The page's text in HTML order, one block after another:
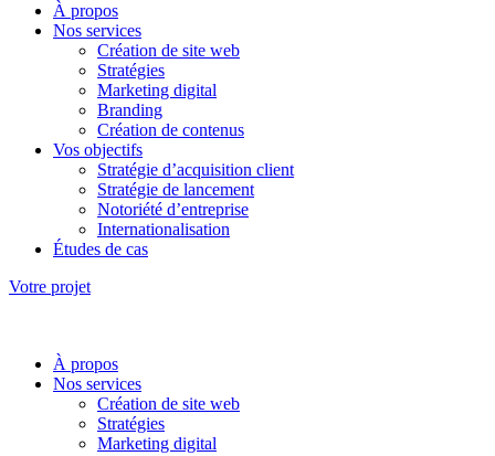
À propos
Nos services
Création de site web
Stratégies
Marketing digital
Branding
Création de contenus
Vos objectifs
Stratégie d’acquisition client
Stratégie de lancement
Notoriété d’entreprise
Internationalisation
Études de cas
Votre projet
À propos
Nos services
Création de site web
Stratégies
Marketing digital